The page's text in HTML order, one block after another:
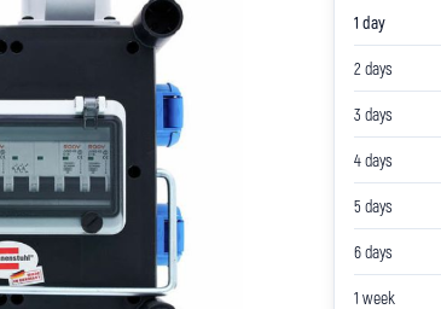
1 day
2 days
3 days
4 days
5 days
6 days
1 week